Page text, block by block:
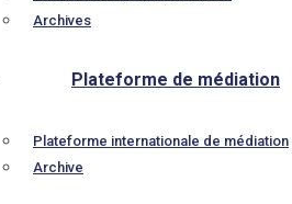
Archives
Plateforme de médiation
Plateforme internationale de médiation
Archive